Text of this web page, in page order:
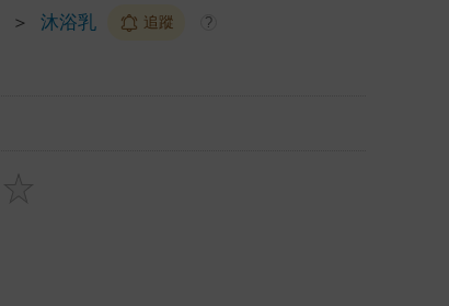
＞ 沐浴乳 追蹤 ?